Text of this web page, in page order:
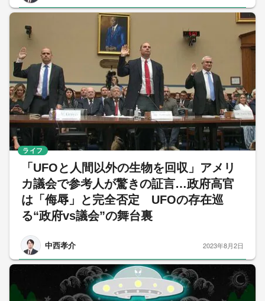
「UFOと人間以外の生物を回収」アメリ
カ議会で参考人が驚きの証言…政府高官
は「侮辱」と完全否定 UFOの存在巡
る“政府vs議会”の舞台裏
中西孝介
ライフ
2023年8月2日